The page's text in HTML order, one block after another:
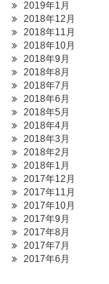
2019年1月
2018年12月
2018年11月
2018年10月
2018年9月
2018年8月
2018年7月
2018年6月
2018年5月
2018年4月
2018年3月
2018年2月
2018年1月
2017年12月
2017年11月
2017年10月
2017年9月
2017年8月
2017年7月
2017年6月